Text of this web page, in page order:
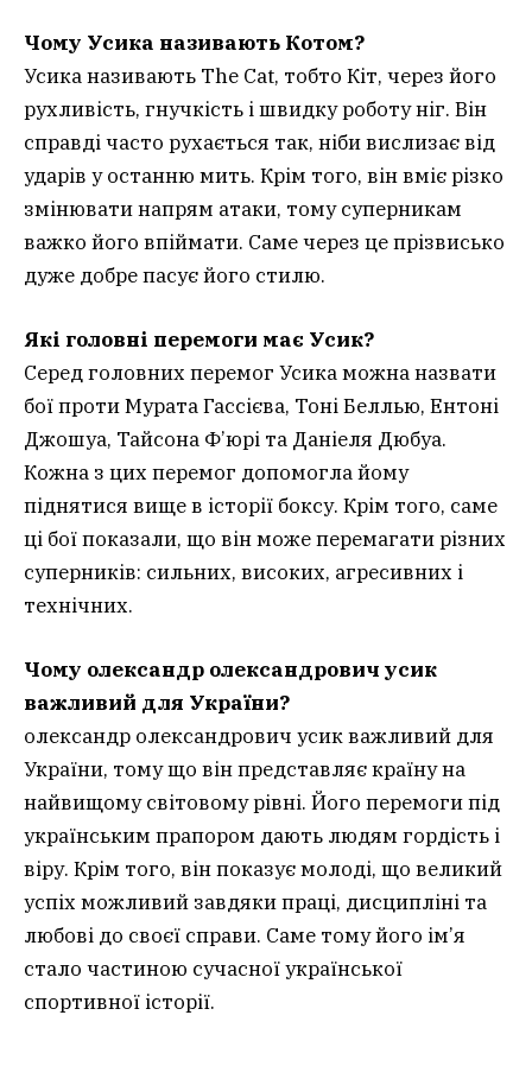
Чому Усика називають Котом?
Усика називають The Cat, тобто Кіт, через його
рухливість, гнучкість і швидку роботу ніг. Він
справді часто рухається так, ніби вислизає від
ударів у останню мить. Крім того, він вміє різко
змінювати напрям атаки, тому суперникам
важко його впіймати. Саме через це прізвисько
дуже добре пасує його стилю.
Які головні перемоги має Усик?
Серед головних перемог Усика можна назвати
бої проти Мурата Гассієва, Тоні Беллью, Ентоні
Джошуа, Тайсона Ф’юрі та Даніеля Дюбуа.
Кожна з цих перемог допомогла йому
піднятися вище в історії боксу. Крім того, саме
ці бої показали, що він може перемагати різних
суперників: сильних, високих, агресивних і
технічних.
Чому олександр олександрович усик
важливий для України?
олександр олександрович усик важливий для
України, тому що він представляє країну на
найвищому світовому рівні. Його перемоги під
українським прапором дають людям гордість і
віру. Крім того, він показує молоді, що великий
успіх можливий завдяки праці, дисципліні та
любові до своєї справи. Саме тому його ім’я
стало частиною сучасної української
спортивної історії.